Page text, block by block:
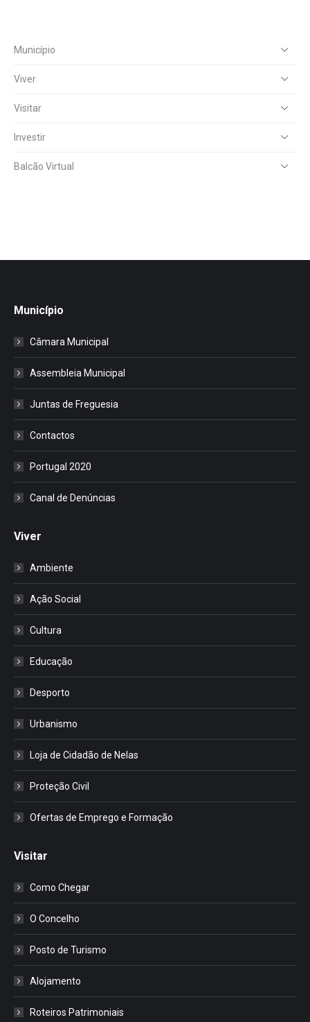
Município
Viver
Visitar
Investir
Balcão Virtual
Município
Câmara Municipal
Assembleia Municipal
Juntas de Freguesia
Contactos
Portugal 2020
Canal de Denúncias
Viver
Ambiente
Ação Social
Cultura
Educação
Desporto
Urbanismo
Loja de Cidadão de Nelas
Proteção Civil
Ofertas de Emprego e Formação
Visitar
Como Chegar
O Concelho
Posto de Turismo
Alojamento
Roteiros Patrimoniais